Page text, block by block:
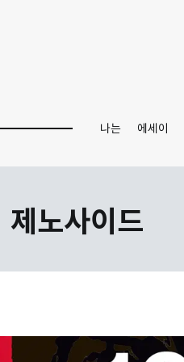
나는 에세이
제노사이드